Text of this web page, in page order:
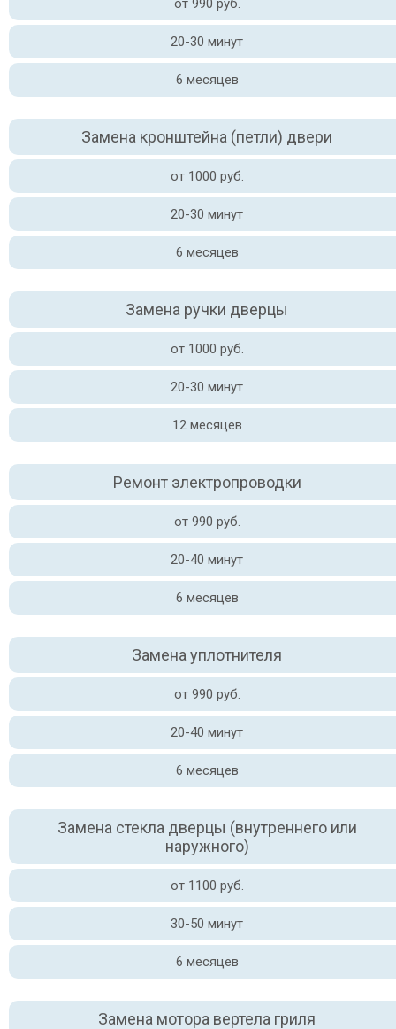
от 990 руб.
20-30 минут
6 месяцев
Замена кронштейна (петли) двери
от 1000 руб.
20-30 минут
6 месяцев
Замена ручки дверцы
от 1000 руб.
20-30 минут
12 месяцев
Ремонт электропроводки
от 990 руб.
20-40 минут
6 месяцев
Замена уплотнителя
от 990 руб.
20-40 минут
6 месяцев
Замена стекла дверцы (внутреннего или
наружного)
от 1100 руб.
30-50 минут
6 месяцев
Замена мотора вертела гриля